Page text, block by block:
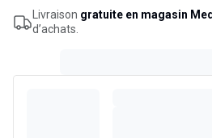
pour femme. Couleur noir. Taille 4
29 cm).
Livraison gratuite en magasin
d’achats.